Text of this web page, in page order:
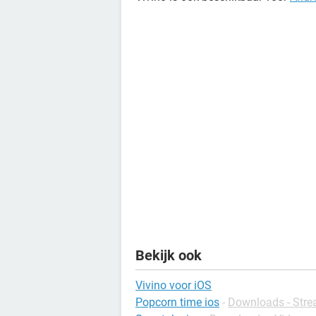
Bekijk ook
Vivino voor iOS
Popcorn time ios - Downloads -